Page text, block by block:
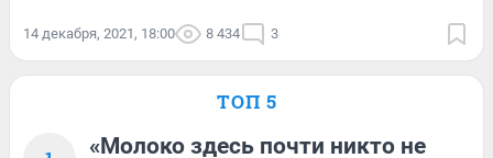
14 декабря, 2021, 18:00 8 434 3
ТОП 5
«Молоко здесь почти никто не